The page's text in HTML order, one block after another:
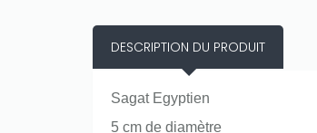
DESCRIPTION DU PRODUIT
Sagat Egyptien
5 cm de diamètre